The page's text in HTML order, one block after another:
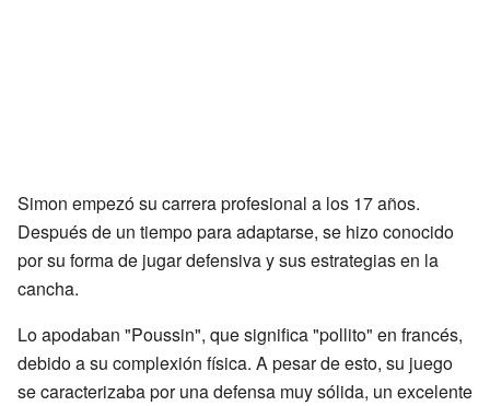
Simon empezó su carrera profesional a los 17 años.
Después de un tiempo para adaptarse, se hizo conocido
por su forma de jugar defensiva y sus estrategias en la
cancha.
Lo apodaban "Poussin", que significa "pollito" en francés,
debido a su complexión física. A pesar de esto, su juego
se caracterizaba por una defensa muy sólida, un excelente